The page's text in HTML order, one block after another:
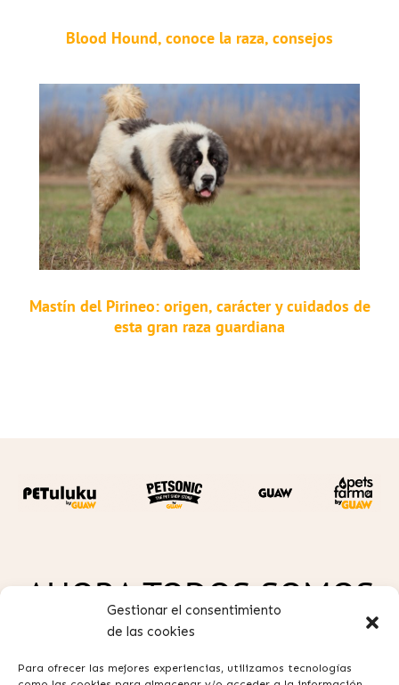
Gestionar el consentimiento
de las cookies
Para ofrecer las mejores experiencias, utilizamos tecnologías
Blood Hound, conoce la raza, consejos
Mastín del Pirineo: origen, carácter y cuidados de
esta gran raza guardiana
AHORA TODOS SOMOS
GUAW